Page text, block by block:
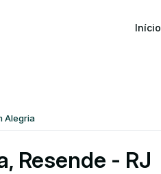
Início
Alegria
Resende - RJ